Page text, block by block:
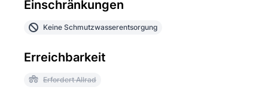
Einschränkungen
Keine Schmutzwasserentsorgung
Erreichbarkeit
Erfordert Allrad